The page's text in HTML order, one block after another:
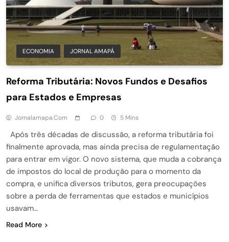
ECONOMIA JORNAL AMAPÁ
Reforma Tributária: Novos Fundos e Desafios
para Estados e Empresas
Jornalamapa.com 0 5 Mins
Após três décadas de discussão, a reforma tributária foi
finalmente aprovada, mas ainda precisa de regulamentação
para entrar em vigor. O novo sistema, que muda a cobrança
de impostos do local de produção para o momento da
compra, e unifica diversos tributos, gera preocupações
sobre a perda de ferramentas que estados e municípios
usavam…
Read More